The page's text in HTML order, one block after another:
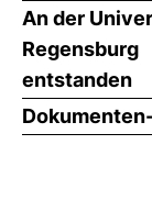
An der
Regensburg
entstanden